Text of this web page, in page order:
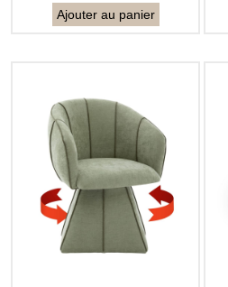
Ajouter au panier